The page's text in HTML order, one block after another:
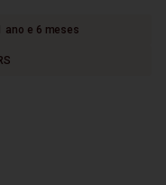
ano e 6 meses